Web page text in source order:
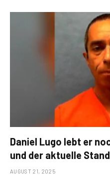
Daniel Lugo lebt er
und der aktuelle Stand
AUGUST 21, 2025